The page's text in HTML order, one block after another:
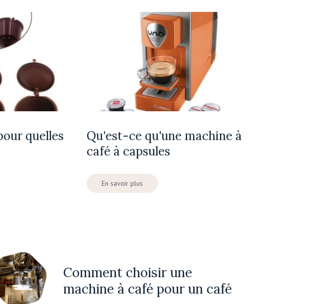
quelles
Qu'est-ce qu'une machine à
café à capsules
En savoir plus
Comment choisir une
machine à café pour un café